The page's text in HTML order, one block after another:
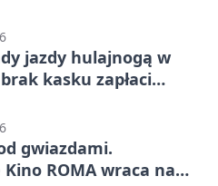
jazdy hulajnogą w
kasku zapłaci
gwiazdami.
ROMA wraca na